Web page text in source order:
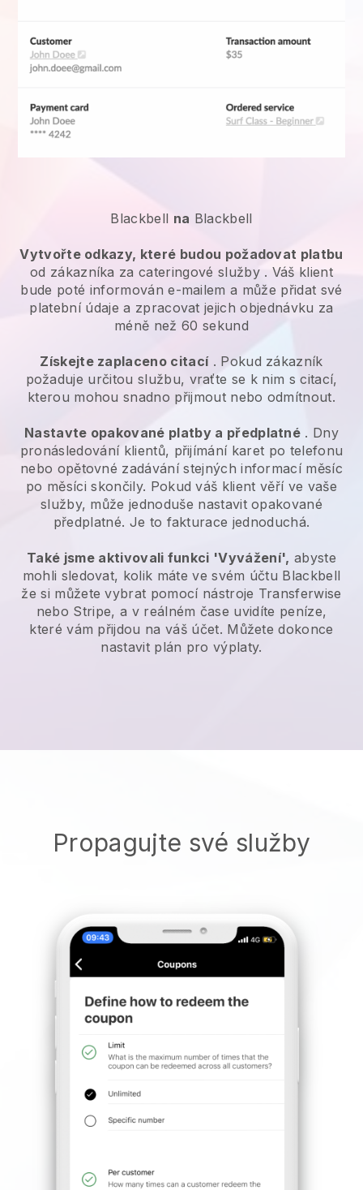
Blackbell na Blackbell
Vytvořte odkazy, které budou požadovat platbu
od zákazníka zacateringové služby. Váš klient
bude poté informován e-mailem a může přidat své
platební údaje a zpracovat jejich objednávku za
méně než 60 sekund
Získejte zaplaceno citací. Pokud zákazník
požaduje určitou službu, vraťte se k nim s citací,
kterou mohou snadno přijmout nebo odmítnout.
Nastavte opakované platby a předplatné . Dny
pronásledování klientů, přijímání karet po telefonu
nebo opětovné zadávání stejných informací měsíc
po měsíci skončily. Pokud váš klient věří ve vaše
služby, může jednoduše nastavit opakované
předplatné. Je to fakturace jednoduchá.
Také jsme aktivovali funkci 'Vyvážení', abyste
mohli sledovat, kolik máte ve svém účtu Blackbell
že si můžete vybrat pomocí nástroje Transferwise
nebo Stripe, a v reálném čase uvidíte peníze,
které vám přijdou na váš účet. Můžete dokonce
nastavit plán pro výplaty.
Propagujte své služby